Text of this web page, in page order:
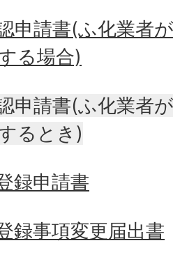
申請書(ふ化業者
る場合)
申請書(ふ化業者
るとき)
録申請書
録事項変更届出書